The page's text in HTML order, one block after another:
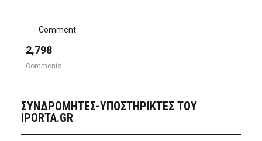
Comment
2,798
Comments
ΣΥΝΔΡΟΜΗΤΈΣ-ΥΠΟΣΤΗΡΙΚΤΈΣ ΤΟΥ
IPORTA.GR